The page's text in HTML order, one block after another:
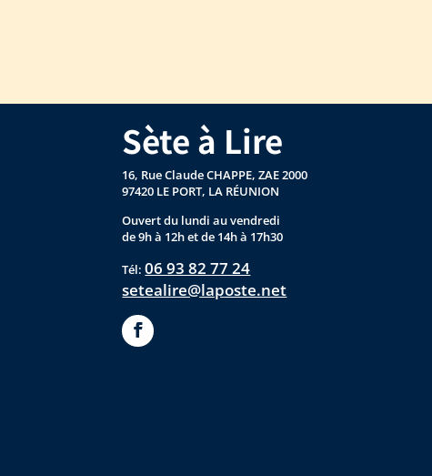
Sète à Lire
16, Rue Claude CHAPPE, ZAE 2000
97420 LE PORT, LA RÉUNION
Ouvert du lundi au vendredi
de 9h à 12h et de 14h à 17h30
Tél:06 93 82 77 24
setealire@laposte.net